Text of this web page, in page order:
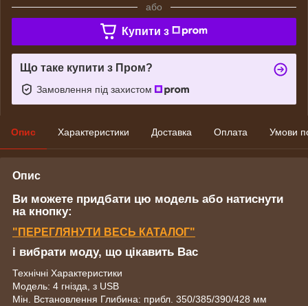
або
Купити з
Що таке купити з Пром?
Замовлення під захистом
Опис Характеристики Доставка Оплата Умови
Опис
Ви можете придбати цю модель або натиснути
на кнопку:
" ПЕРЕГЛЯНУТИ ВЕСЬ КАТАЛОГ"
і вибрати моду, що цікавить Вас
Технічні Характеристики
Модель: 4 гнізда, з USB
Мін. Встановлення Глибина: прибл. 350/385/390/428 мм